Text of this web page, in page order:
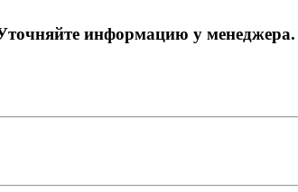
информацию у менеджера.